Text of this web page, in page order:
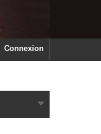
Connexion